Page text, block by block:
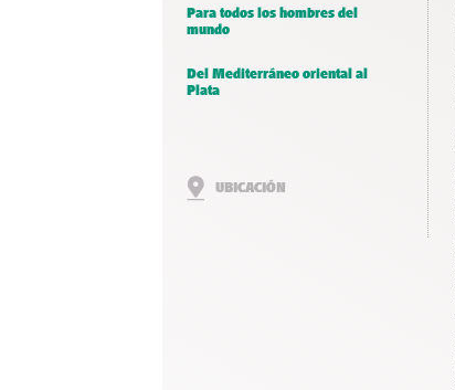
Para todos los hombres del
mundo
Del Mediterráneo oriental al
Plata
UBICACIÓN